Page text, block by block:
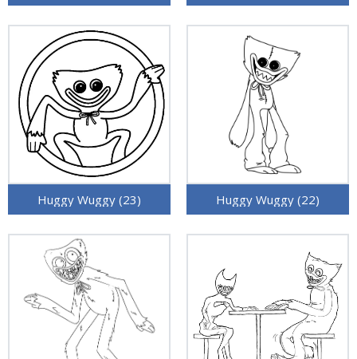
Huggy Wuggy (23) Huggy Wuggy (22)